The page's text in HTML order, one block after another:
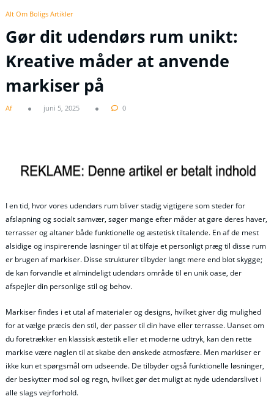
Alt Om Boligs Artikler
Gør dit udendørs rum unikt:
Kreative måder at anvende
markiser på
Af juni 5, 2025 0
I en tid, hvor vores udendørs rum bliver stadig vigtigere som steder for
afslapning og socialt samvær, søger mange efter måder at gøre deres haver,
terrasser og altaner både funktionelle og æstetisk tiltalende. En af de mest
alsidige og inspirerende løsninger til at tilføje et personligt præg til disse rum
er brugen af markiser. Disse strukturer tilbyder langt mere end blot skygge;
de kan forvandle et almindeligt udendørs område til en unik oase, der
afspejler din personlige stil og behov.
Markiser findes i et utal af materialer og designs, hvilket giver dig mulighed
for at vælge præcis den stil, der passer til din have eller terrasse. Uanset om
du foretrækker en klassisk æstetik eller et moderne udtryk, kan den rette
markise være nøglen til at skabe den ønskede atmosfære. Men markiser er
ikke kun et spørgsmål om udseende. De tilbyder også funktionelle løsninger,
der beskytter mod sol og regn, hvilket gør det muligt at nyde udendørslivet i
alle slags vejrforhold.